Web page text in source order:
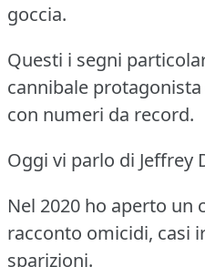
goccia.
Questi i segni
cannibale
con numeri da record.
Oggi vi parlo di Jeffrey
Nel 2020 ho aperto un
racconto omicidi, casi
sparizioni.